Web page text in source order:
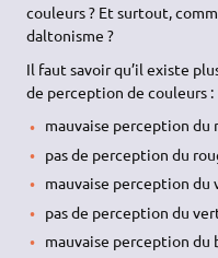
couleurs ? Et surtout,
daltonisme ?
Il faut savoir qu’il existe
de perception de couleurs :
mauvaise perception du
pas de perception du
mauvaise perception du
pas de perception du
mauvaise perception du